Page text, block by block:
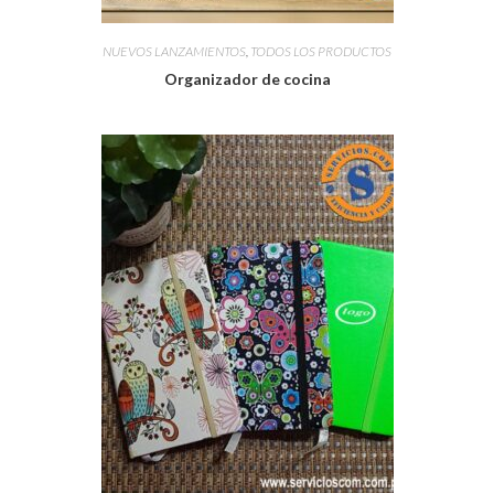
NUEVOS LANZAMIENTOS, TODOS LOS PRODUCTOS
Organizador de cocina